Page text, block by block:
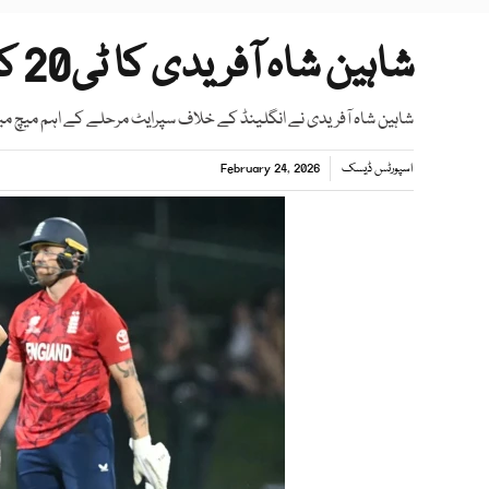
شاہین شاہ آفریدی کا ٹی20 کرکٹ میں پاکستان کیلئے ریکارڈ
شاہین شاہ آفریدی نے انگلینڈ کے خلاف سپرایٹ مرحلے کے اہم میچ میں 30 رنز کے عوض 4 وکٹیں
اسپورٹس ڈیسک February 24, 2026